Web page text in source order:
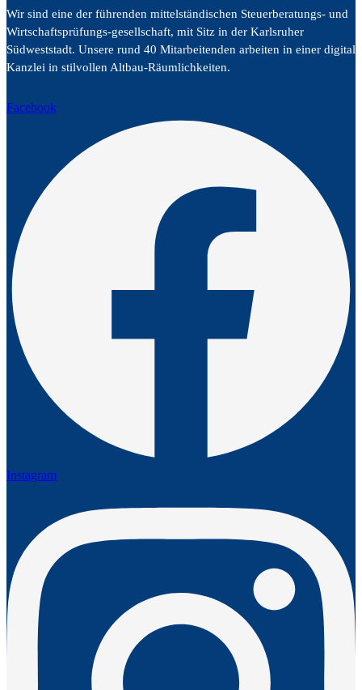
Wir sind eine der führenden mittelständischen Steuerberatungs- und
Wirtschaftsprüfungs-gesellschaft, mit Sitz in der Karlsruher
Südweststadt. Unsere rund 40 Mitarbeitenden arbeiten in einer
Kanzlei in stilvollen Altbau-Räumlichkeiten.
Facebook
Instagram